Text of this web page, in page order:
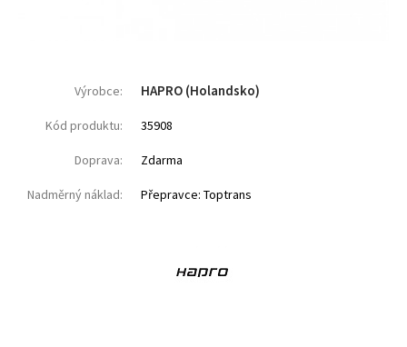
Výrobce: HAPRO (Holandsko)
Kód produktu: 35908
Doprava: Zdarma
Nadměrný náklad: Přepravce: Toptrans